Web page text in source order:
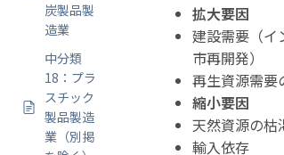
炭製品製
造業
中分類
18：プラ
スチック
製品製造
業（別掲
拡大要因
建設需要（イ
市再開発）
再生資源需要
縮小要因
天然資源の枯
輸入依存